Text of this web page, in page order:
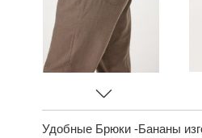
Удобные Брюки -Бананы